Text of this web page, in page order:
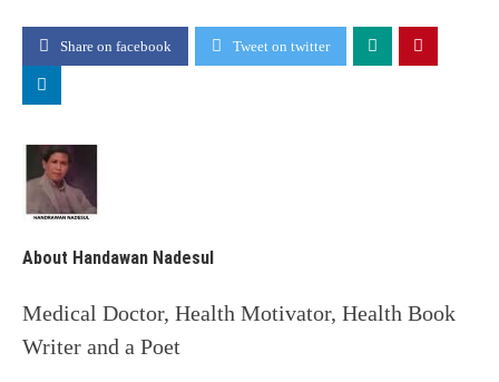
Share on facebook Tweet on twitter
About Handawan Nadesul
Medical Doctor, Health Motivator, Health Book
Writer and a Poet